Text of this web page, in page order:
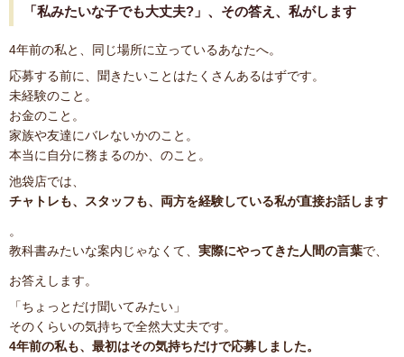
「私みたいな子でも大丈夫?」、その答え、私がします
4年前の私と、同じ場所に立っているあなたへ。
応募する前に、聞きたいことはたくさんあるはずです。
未経験のこと。
お金のこと。
家族や友達にバレないかのこと。
本当に自分に務まるのか、のこと。
池袋店では、
チャトレも、スタッフも、両方を経験している私が直接お話します
。
教科書みたいな案内じゃなくて、 実際にやってきた人間の言葉で、
お答えします。
「ちょっとだけ聞いてみたい」
そのくらいの気持ちで全然大丈夫です。
4年前の私も、最初はその気持ちだけで応募しました。